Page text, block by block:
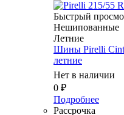
Быстрый
Нешипованные
Летние
Шины Pirelli
летние
Нет в наличии
0 ₽
Подробнее
Рассрочка